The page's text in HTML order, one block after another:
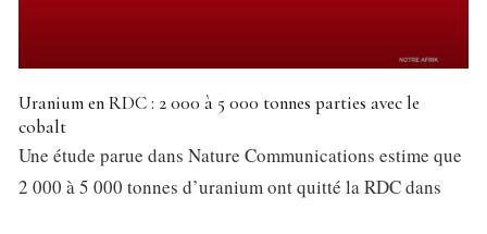
Uranium en RDC : 2 000 à 5 000 tonnes parties avec le
cobalt
Une étude parue dans Nature Communications estime que
2 000 à 5 000 tonnes d’uranium ont quitté la RDC dans